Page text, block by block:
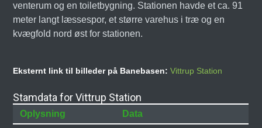
venterum og en toiletbygning. Stationen havde et ca. 91
meter langt læssespor, et større varehus i træ og en
kvægfold nord øst for stationen.
Eksternt link til billeder på Banebasen:Vittrup Station
Stamdata for Vittrup Station
Oplysning
Data